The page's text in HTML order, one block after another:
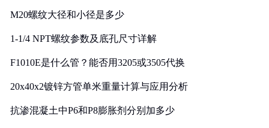
M20螺纹大径和小径是多少
1-1/4 NPT螺纹参数及底孔尺寸详解
F1010E是什么管？能否用3205或3505代换
20x40x2镀锌方管单米重量计算与应用分析
抗渗混凝土中P6和P8膨胀剂分别加多少